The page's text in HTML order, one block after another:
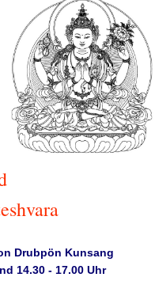
Drubpön Kunsang
14.30 - 17.00 Uhr